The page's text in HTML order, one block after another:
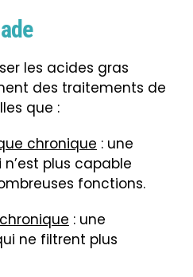
les acides gras
des traitements de
que :
chronique : une
plus capable
fonctions.
: une
ne filtrent plus